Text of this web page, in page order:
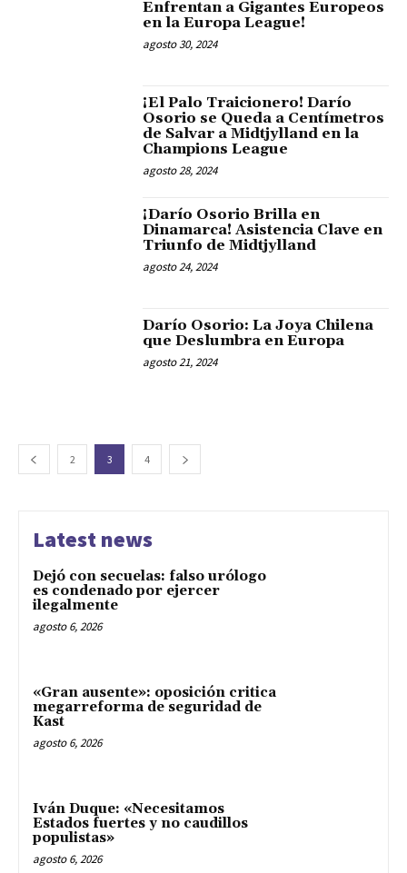
Enfrentan a Gigantes Europeos
en la Europa League!
agosto 30, 2024
¡El Palo Traicionero! Darío
Osorio se Queda a Centímetros
de Salvar a Midtjylland en la
Champions League
agosto 28, 2024
¡Darío Osorio Brilla en
Dinamarca! Asistencia Clave en
Triunfo de Midtjylland
agosto 24, 2024
Darío Osorio: La Joya Chilena
que Deslumbra en Europa
agosto 21, 2024
2 3 4
Latest news
Dejó con secuelas: falso urólogo
es condenado por ejercer
ilegalmente
agosto 6, 2026
«Gran ausente»: oposición critica
megarreforma de seguridad de
Kast
agosto 6, 2026
Iván Duque: «Necesitamos
Estados fuertes y no caudillos
populistas»
agosto 6, 2026